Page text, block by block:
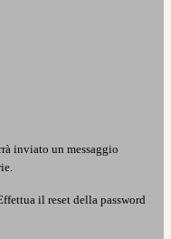
inviato un messaggio
il reset della password